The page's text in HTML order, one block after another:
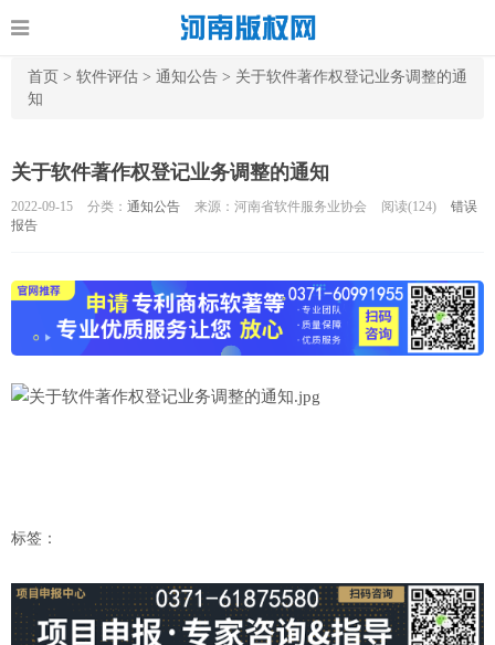
首页 > 软件评估 > 通知公告 > 关于软件著作权登记业务调整的通
知
关于软件著作权登记业务调整的通知
2022-09-15 分类： 通知公告 来源：河南省软件服务业协会 阅读(124)
错误
报告
标签：